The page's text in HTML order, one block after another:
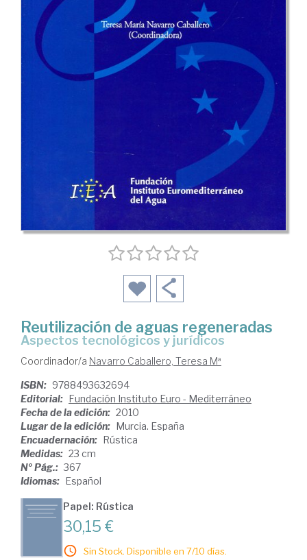
Reutilización de aguas regeneradas
aspectos tecnológicos y jurídicos
Coordinador/a Navarro Caballero, Teresa Mª
ISBN: 9788493632694
Editorial: Fundación Instituto Euro - Mediterráneo
Fecha de la edición: 2010
Lugar de la edición: Murcia. España
Encuadernación: Rústica
Medidas: 23 cm
Nº Pág.: 367
Idiomas: Español
Papel: Rústica
30,15 €
Sin Stock. Disponible en 7/10 días.